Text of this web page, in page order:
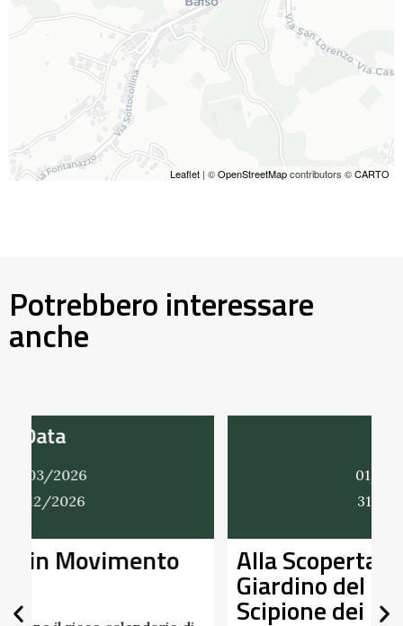
Leaflet | ©OpenStreetMapcontributors ©CARTO
Potrebbero interessare
anche
Alla Scoperta dei Profumi del
Giardino del Castello di
Scipione dei Marchesi